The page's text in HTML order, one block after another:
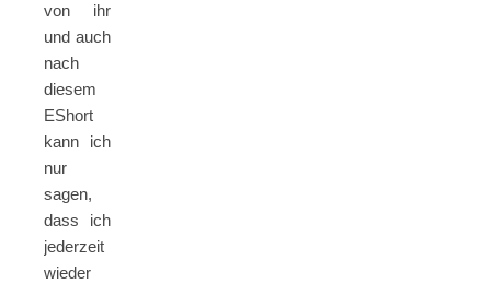
von ihr
und auch
nach
diesem
EShort
kann ich
nur
sagen,
dass ich
jederzeit
wieder